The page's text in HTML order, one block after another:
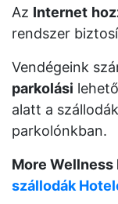
Az Internet
rendszer
Vendégeink
parkolási
alatt a
parkolónkban.
More Wellness
szállodák